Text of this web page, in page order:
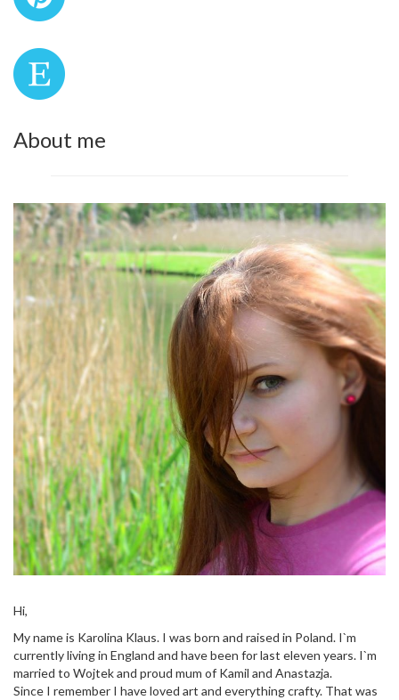
About me
Hi,
My name is Karolina Klaus. I was born and raised in Poland. I`m
currently living in England and have been for last eleven years. I`m
married to Wojtek and proud mum of Kamil and Anastazja.
Since I remember I have loved art and everything crafty. That was